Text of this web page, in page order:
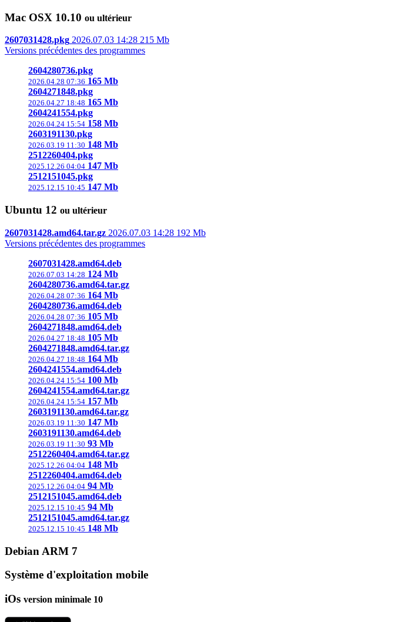
Mac OSX 10.10 ou ultérieur
2607031428.pkg 2026.07.03 14:28 215 Mb
Versions précédentes des programmes
2604280736.pkg
2026.04.28 07:36 165 Mb
2604271848.pkg
2026.04.27 18:48 165 Mb
2604241554.pkg
2026.04.24 15:54 158 Mb
2603191130.pkg
2026.03.19 11:30 148 Mb
2512260404.pkg
2025.12.26 04:04 147 Mb
2512151045.pkg
2025.12.15 10:45 147 Mb
Ubuntu 12 ou ultérieur
2607031428.amd64.tar.gz 2026.07.03 14:28 192 Mb
Versions précédentes des programmes
2607031428.amd64.deb
2026.07.03 14:28 124 Mb
2604280736.amd64.tar.gz
2026.04.28 07:36 164 Mb
2604280736.amd64.deb
2026.04.28 07:36 105 Mb
2604271848.amd64.deb
2026.04.27 18:48 105 Mb
2604271848.amd64.tar.gz
2026.04.27 18:48 164 Mb
2604241554.amd64.deb
2026.04.24 15:54 100 Mb
2604241554.amd64.tar.gz
2026.04.24 15:54 157 Mb
2603191130.amd64.tar.gz
2026.03.19 11:30 147 Mb
2603191130.amd64.deb
2026.03.19 11:30 93 Mb
2512260404.amd64.tar.gz
2025.12.26 04:04 148 Mb
2512260404.amd64.deb
2025.12.26 04:04 94 Mb
2512151045.amd64.deb
2025.12.15 10:45 94 Mb
2512151045.amd64.tar.gz
2025.12.15 10:45 148 Mb
Debian ARM 7
Système d'exploitation mobile
iOs version minimale 10